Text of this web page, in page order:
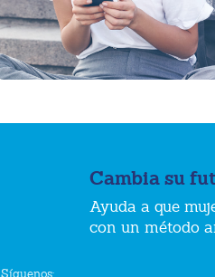
Cambia su
Ayuda a que
con un método